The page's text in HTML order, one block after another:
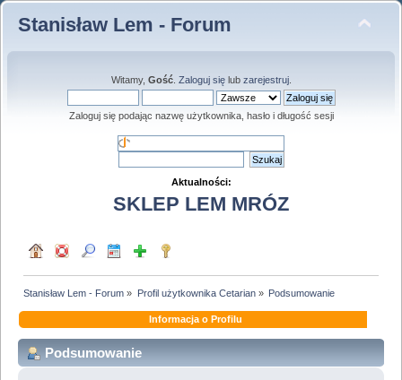
Stanisław Lem - Forum
Witamy, Gość. Zaloguj sięlub zarejestruj.
Zaloguj się podając nazwę użytkownika, hasło i długość sesji
Aktualności:
SKLEP LEM MRÓZ
Stanisław Lem - Forum » Profil użytkownika Cetarian» Podsumowanie
Informacja o Profilu
Podsumowanie